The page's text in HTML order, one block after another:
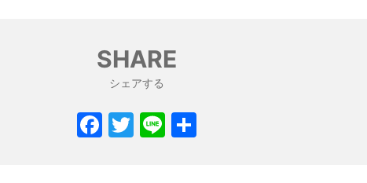
SHARE
シェアする
F T Li